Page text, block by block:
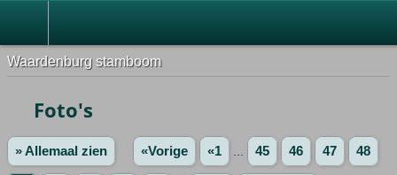
Waardenburg stamboom
Foto's
» Allemaal zien «Vorige «1 45 46 47 48